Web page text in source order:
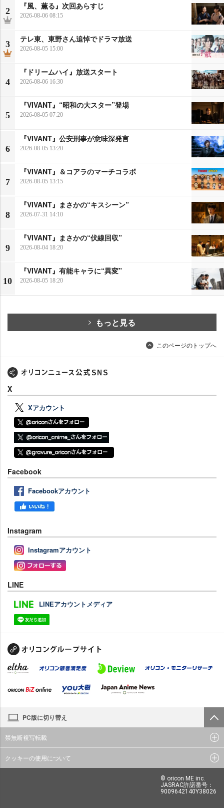
2
『風、薫る』次回あらすじ
2026-08-06 08:15
3
テレ東、東野さん追悼でドラマ放送
2026-08-05 15:00
4
『ドリームハイ』放送スタート
2026-08-06 16:30
5
『VIVANT』“昭和の大スター”登場
2026-08-05 07:20
6
『VIVANT』公安刑事が意味深発言
2026-08-05 13:20
7
『VIVANT』＆コアラのマーチコラボ
2026-08-05 13:15
8
『VIVANT』まさかの“キスシーン”
2026-07-31 14:10
9
『VIVANT』まさかの“伏線回収”
2026-08-04 18:20
10
『VIVANT』有能キャラに“異変”
2026-08-05 18:20
もっと見る
このページのトップへ
X
Xアカウント
Facebook
Facebookアカウント
Instagram
Instagramアカウント
LINE
LINEアカウントメディア
PC版に切り替え
禁無断複写転載
クッキーの使用について
© oricon ME inc.
JASRAC許諾番号：
9009642140Y38026